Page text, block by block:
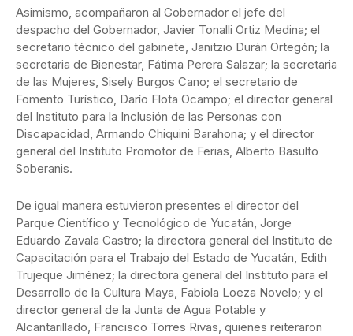
Asimismo, acompañaron al Gobernador el jefe del
despacho del Gobernador, Javier Tonalli Ortiz Medina; el
secretario técnico del gabinete, Janitzio Durán Ortegón; la
secretaria de Bienestar, Fátima Perera Salazar; la secretaria
de las Mujeres, Sisely Burgos Cano; el secretario de
Fomento Turístico, Darío Flota Ocampo; el director general
del Instituto para la Inclusión de las Personas con
Discapacidad, Armando Chiquini Barahona; y el director
general del Instituto Promotor de Ferias, Alberto Basulto
Soberanis.
De igual manera estuvieron presentes el director del
Parque Científico y Tecnológico de Yucatán, Jorge
Eduardo Zavala Castro; la directora general del Instituto de
Capacitación para el Trabajo del Estado de Yucatán, Edith
Trujeque Jiménez; la directora general del Instituto para el
Desarrollo de la Cultura Maya, Fabiola Loeza Novelo; y el
director general de la Junta de Agua Potable y
Alcantarillado, Francisco Torres Rivas, quienes reiteraron